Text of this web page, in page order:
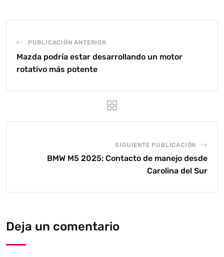
PUBLICACIÓN ANTERIOR
Mazda podría estar desarrollando un motor
rotativo más potente
SIGUIENTE PUBLICACIÓN
BMW M5 2025: Contacto de manejo desde
Carolina del Sur
Deja un comentario